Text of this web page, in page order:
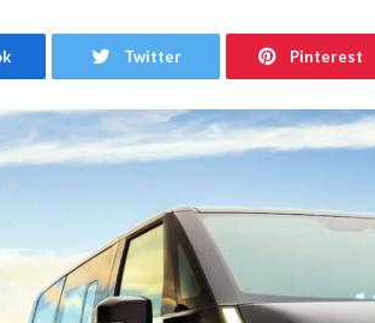
Twitter Pinterest